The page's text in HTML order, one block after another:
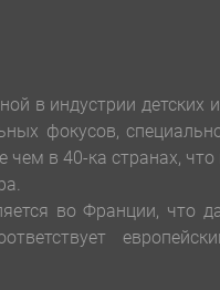
в индустрии детских
фокусов,
в 40-ка странах,
во Франции, что